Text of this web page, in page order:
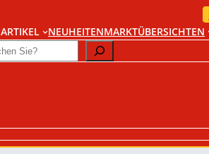
NEUHEITENMARKTÜBERSICHTEN